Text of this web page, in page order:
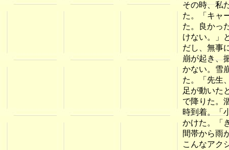
その時、私
た。「キャ
た。良かっ
けない。」
だし、無事
崩が起き、
かない。雪
た。「先生
足が動いた
で降りた。
時到着。「
かけた。「
間帯から雨
こんなアク